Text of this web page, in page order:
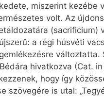
miszerint
volt. Az
a régi húsvéti
hivatkozva (Cat.
hogy így
szövegére is utal: